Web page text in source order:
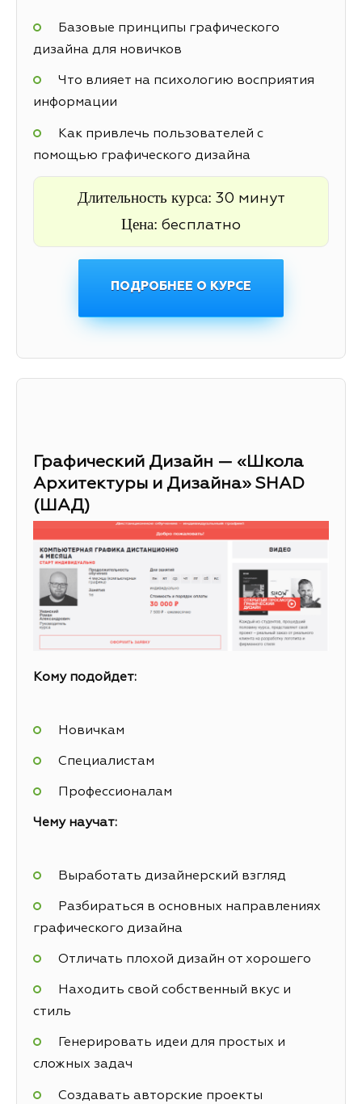
Базовые принципы графического
дизайна для новичков
Что влияет на психологию восприятия
информации
Как привлечь пользователей с
помощью графического дизайна
Длительность курса: 30 минут
Цена: бесплатно
ПОДРОБНЕЕ О КУРСЕ
Графический Дизайн — «Школа
Архитектуры и Дизайна» SHAD
(ШАД)
Кому подойдет:
Новичкам
Специалистам
Профессионалам
Чему научат:
Выработать дизайнерский взгляд
Разбираться в основных направлениях
графического дизайна
Отличать плохой дизайн от хорошего
Находить свой собственный вкус и
стиль
Генерировать идеи для простых и
сложных задач
Создавать авторские проекты